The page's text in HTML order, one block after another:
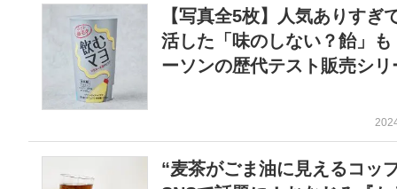
【写真全5枚】人気ありすぎ
活した「味のしない？飴」
ーソンの歴代テスト販売シリ
“麦茶がごま油に見えるコッ